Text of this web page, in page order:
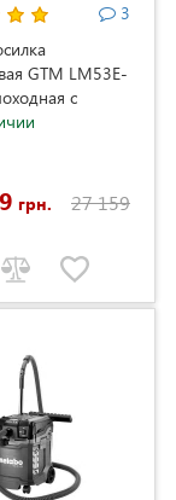
3
GTM LM53E-
с
и
скорости
грн. 27 159